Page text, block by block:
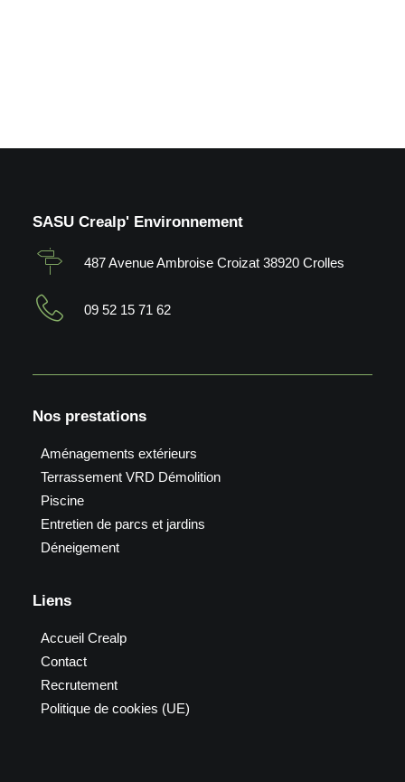
SASU Crealp' Environnement
487 Avenue Ambroise Croizat 38920 Crolles
09 52 15 71 62
Nos prestations
Aménagements extérieurs
Terrassement VRD Démolition
Piscine
Entretien de parcs et jardins
Déneigement
Liens
Accueil Crealp
Contact
Recrutement
Politique de cookies (UE)